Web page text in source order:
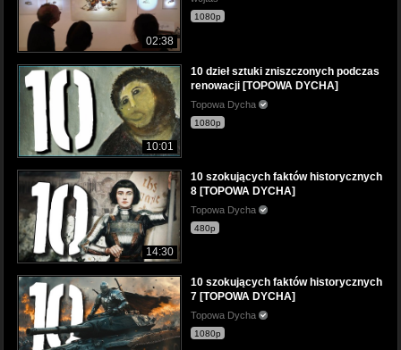
02:38
1080p
10:01
10 dzieł sztuki zniszczonych podczas
renowacji [TOPOWA DYCHA]
Topowa Dycha
1080p
14:30
10 szokujących faktów historycznych
8 [TOPOWA DYCHA]
Topowa Dycha
480p
10 szokujących faktów historycznych
7 [TOPOWA DYCHA]
Topowa Dycha
1080p